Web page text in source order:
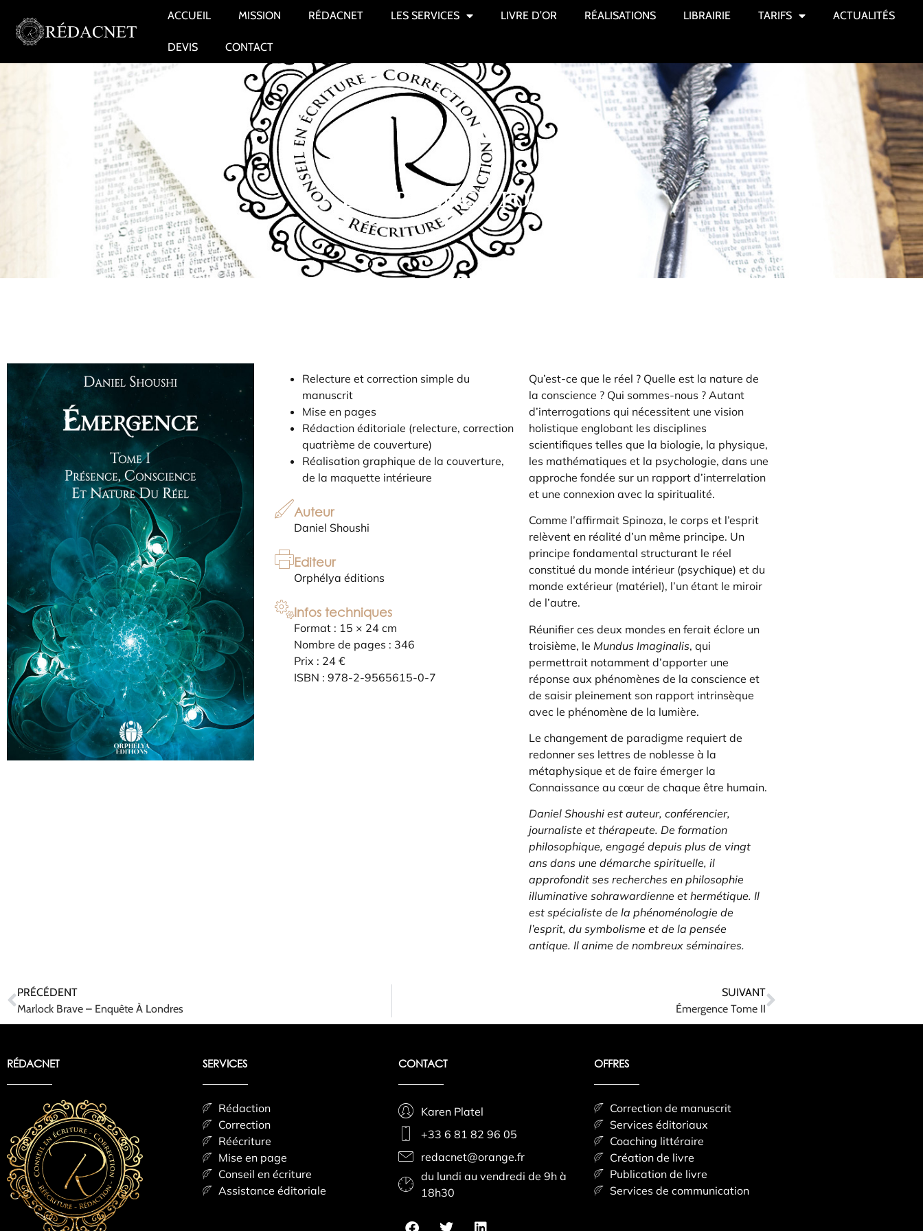
ACCUEIL MISSION RÉDACNET LES SERVICES LIVRE D’OR RÉALISATIONS LIBRAIRIE TARIFS ACTUALITÉS
DEVIS CONTACT
ÉMERGENCE TOME I
Relecture et correction simple du
manuscrit
Mise en pages
Rédaction éditoriale (relecture, correction
quatrième de couverture)
Réalisation graphique de la couverture,
de la maquette intérieure
Auteur
Daniel Shoushi
Editeur
Orphélya éditions
Infos techniques
Format : 15 × 24 cm
Nombre de pages : 346
Prix : 24 €
ISBN : 978-2-9565615-0-7
Qu’est-ce que le réel ? Quelle est la nature de
la conscience ? Qui sommes-nous ? Autant
d’interrogations qui nécessitent une vision
holistique englobant les disciplines
scientifiques telles que la biologie, la physique,
les mathématiques et la psychologie, dans une
approche fondée sur un rapport d’interrelation
et une connexion avec la spiritualité.
Comme l’affirmait Spinoza, le corps et l’esprit
relèvent en réalité d’un même principe. Un
principe fondamental structurant le réel
constitué du monde intérieur (psychique) et du
monde extérieur (matériel), l’un étant le miroir
de l’autre.
Réunifier ces deux mondes en ferait éclore un
troisième, le Mundus Imaginalis, qui
permettrait notamment d’apporter une
réponse aux phénomènes de la conscience et
de saisir pleinement son rapport intrinsèque
avec le phénomène de la lumière.
Le changement de paradigme requiert de
redonner ses lettres de noblesse à la
métaphysique et de faire émerger la
Connaissance au cœur de chaque être humain.
Daniel Shoushi est auteur, conférencier,
journaliste et thérapeute. De formation
philosophique, engagé depuis plus de vingt
ans dans une démarche spirituelle, il
approfondit ses recherches en philosophie
illuminative sohrawardienne et hermétique. Il
est spécialiste de la phénoménologie de
l’esprit, du symbolisme et de la pensée
antique. Il anime de nombreux séminaires.
PRÉCÉDENT
Marlock Brave – Enquête À Londres
SUIVANT
Émergence Tome II
RÉDACNET SERVICES
Rédaction
Correction
Réécriture
Mise en page
Conseil en écriture
Assistance éditoriale
CONTACT
Karen Platel
+33 6 81 82 96 05
redacnet@orange.fr
du lundi au vendredi de 9h à
18h30
OFFRES
Correction de manuscrit
Services éditoriaux
Coaching littéraire
Création de livre
Publication de livre
Services de communication